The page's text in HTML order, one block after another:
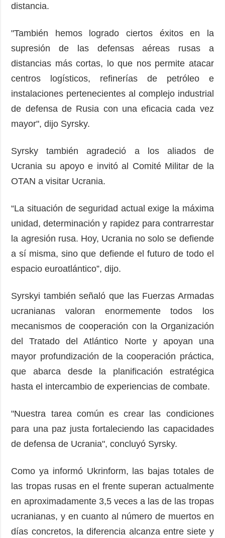
distancia.
"También hemos logrado ciertos éxitos en la
supresión de las defensas aéreas rusas a
distancias más cortas, lo que nos permite atacar
centros logísticos, refinerías de petróleo e
instalaciones pertenecientes al complejo industrial
de defensa de Rusia con una eficacia cada vez
mayor", dijo Syrsky.
Syrsky también agradeció a los aliados de
Ucrania su apoyo e invitó al Comité Militar de la
OTAN a visitar Ucrania.
“La situación de seguridad actual exige la máxima
unidad, determinación y rapidez para contrarrestar
la agresión rusa. Hoy, Ucrania no solo se defiende
a sí misma, sino que defiende el futuro de todo el
espacio euroatlántico”, dijo.
Syrskyi también señaló que las Fuerzas Armadas
ucranianas valoran enormemente todos los
mecanismos de cooperación con la Organización
del Tratado del Atlántico Norte y apoyan una
mayor profundización de la cooperación práctica,
que abarca desde la planificación estratégica
hasta el intercambio de experiencias de combate.
"Nuestra tarea común es crear las condiciones
para una paz justa fortaleciendo las capacidades
de defensa de Ucrania", concluyó Syrsky.
Como ya informó Ukrinform, las bajas totales de
las tropas rusas en el frente superan actualmente
en aproximadamente 3,5 veces a las de las tropas
ucranianas, y en cuanto al número de muertos en
días concretos, la diferencia alcanza entre siete y